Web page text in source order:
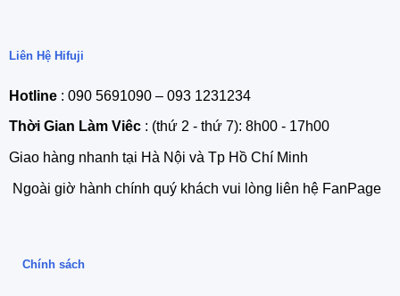
Liên Hệ Hifuji
Hotline: 090 5691090 – 093 1231234
Thời Gian Làm Viêc: (thứ 2 - thứ 7): 8h00 - 17h00
Giao hàng nhanh tại Hà Nội và Tp Hồ Chí Minh
Ngoài giờ hành chính quý khách vui lòng liên hệ FanPage
Chính sách